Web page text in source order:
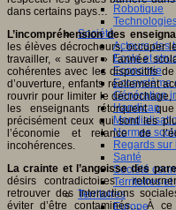
Robotique
Société
Acteurs des
Ecole et
Economie
Ecosystème
Génération
Handicap
Normes
Regards sur
Santé
Société
Territoires et
Territoires
Europe
dans certains pays…
L’incompréhension des
les élèves décrocheurs, occuper
travailler, « sauver » l’année
cohérentes avec les dispositifs
d’ouverture, enfants réellement
rouvrir pour limiter le
les enseignants rétorquent
précisément ceux qui sont les
l’économie et relance de
incohérences.
La crainte et l’angoisse des
désirs contradictoires :
retrouver des interactions
éviter d’être contaminés… À